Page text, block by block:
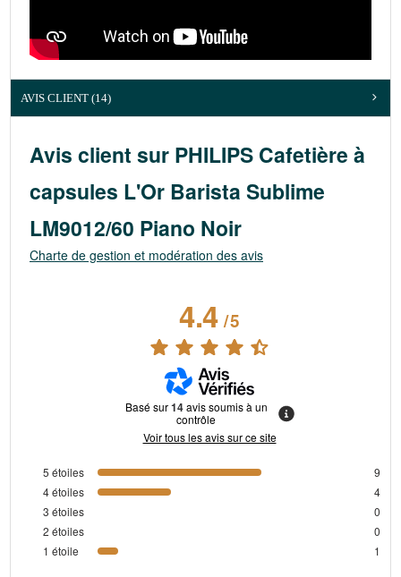
AVIS CLIENT (14)
Avis client sur PHILIPS Cafetière à
capsules L'Or Barista Sublime
LM9012/60 Piano Noir
Charte de gestion et modération des avis
4.4/5
Basé sur14 avis soumis à un
contrôle
Voir tous les avis sur ce site
5 étoiles
9
4étoiles
4
3 étoiles
0
2 étoiles
0
1 étoile 1